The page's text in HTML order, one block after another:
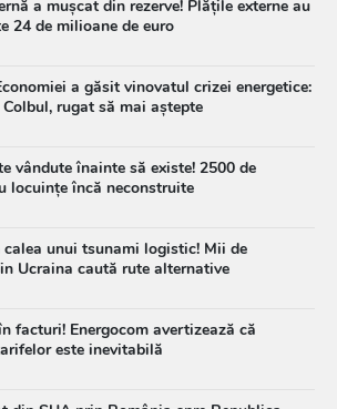
a mușcat din rezerve! Plățile externe au
24 de milioane de euro
a găsit vinovatul crizei energetice:
rugat să mai aștepte
vândute înainte să existe! 2500 de
locuințe încă neconstruite
calea unui tsunami logistic! Mii de
Ucraina caută rute alternative
facturi! Energocom avertizează că
este inevitabilă